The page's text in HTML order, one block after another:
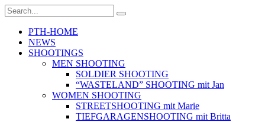
PTH-HOME
NEWS
SHOOTINGS
MEN SHOOTING
SOLDIER SHOOTING
“WASTELAND” SHOOTING mit Jan
WOMEN SHOOTING
STREETSHOOTING mit Marie
TIEFGARAGENSHOOTING mit Britta